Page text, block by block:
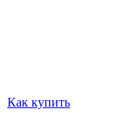
Как купить